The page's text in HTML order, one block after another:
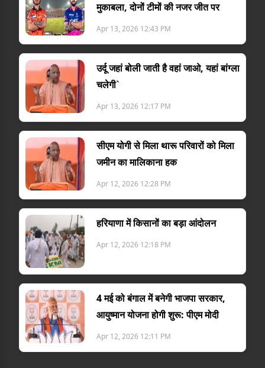
मुकाबला, दोनों टीमों की नजर जीत पर
Apr 13, 2026 12:43 PM
उर्दू जहां बोली जाती है वहां जाओ, यहां बांग्ला
चलेगी`
Apr 13, 2026 12:17 PM
सीएम योगी से मिला थारू परिवारों को मिला
जमीन का मालिकाना हक
Apr 12, 2026 12:28 PM
हरियाणा में किसानों का बड़ा आंदोलन
Apr 12, 2026 12:18 PM
4 मई को बंगाल में बनेगी भाजपा सरकार,
आयुष्मान योजना होगी शुरू: पीएम मोदी
Apr 12, 2026 12:11 PM